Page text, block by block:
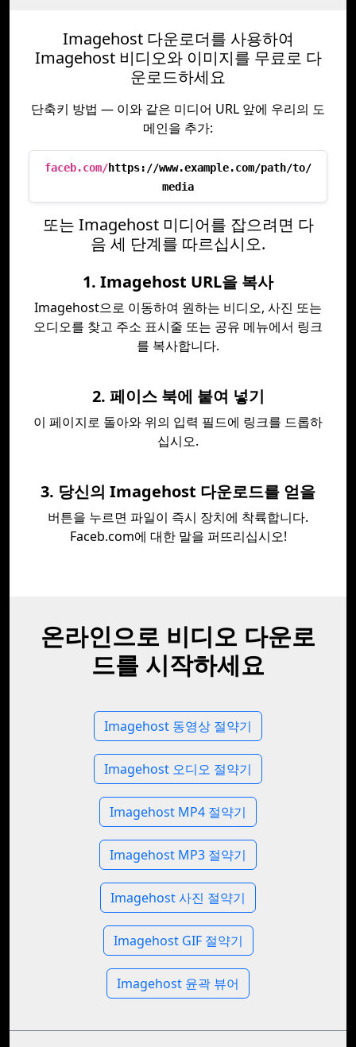
Imagehost 다운로더를 사용하여
Imagehost 비디오와 이미지를 무료로 다
운로드하세요
단축키 방법 — 이와 같은 미디어 URL 앞에 우리의 도
메인을 추가:
faceb.com/https://www.example.com/path/to/
media
또는 Imagehost 미디어를 잡으려면 다
음 세 단계를 따르십시오.
1. Imagehost URL을 복사
Imagehost으로 이동하여 원하는 비디오, 사진 또는
오디오를 찾고 주소 표시줄 또는 공유 메뉴에서 링크
를 복사합니다.
2. 페이스 북에 붙여 넣기
이 페이지로 돌아와 위의 입력 필드에 링크를 드롭하
십시오.
3. 당신의 Imagehost 다운로드를 얻을
버튼을 누르면 파일이 즉시 장치에 착륙합니다.
Faceb.com에 대한 말을 퍼뜨리십시오!
온라인으로 비디오 다운로
드를 시작하세요
Imagehost 동영상 절약기
Imagehost 오디오 절약기
Imagehost MP4 절약기
Imagehost MP3 절약기
Imagehost 사진 절약기
Imagehost GIF 절약기
Imagehost 윤곽 뷰어